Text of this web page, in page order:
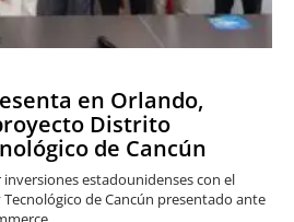
en Orlando,
Distrito
de Cancún
estadounidenses con el
de Cancún presentado ante